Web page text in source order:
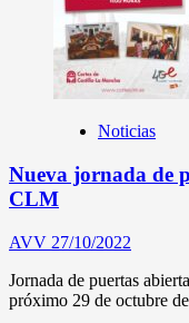
Noticias
Nueva jornada de
CLM
AVV 27/10/2022
Jornada de puertas
próximo 29 de octubre